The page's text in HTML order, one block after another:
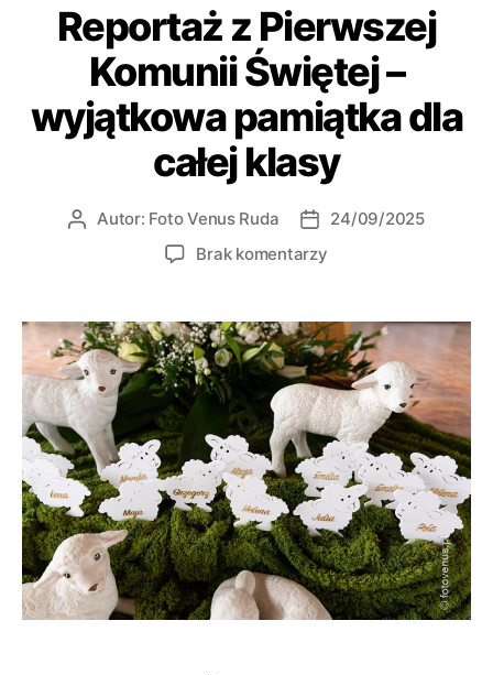
Reportaż z Pierwszej
Komunii Świętej –
wyjątkowa pamiątka dla
całej klasy
Autor: Foto Venus Ruda
24/09/2025
Brak komentarzy